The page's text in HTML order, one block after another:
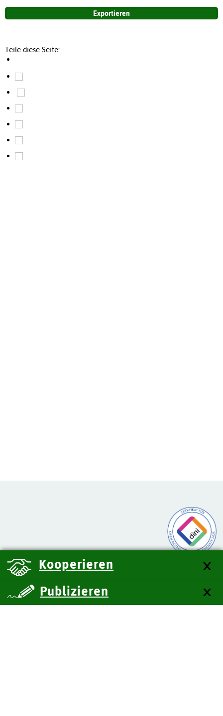
Teile diese Seite:
Publizieren
Kooperieren